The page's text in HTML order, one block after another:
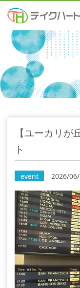
【ユーカリ
ト
event 2026/